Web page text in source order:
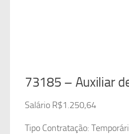
73185 – Auxiliar
Salário R$1.250,64
Tipo Contratação: